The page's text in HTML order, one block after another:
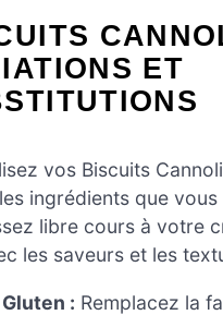
ET
vos Biscuits
ingrédients que
libre cours à votre
les saveurs et les
: Remplacez la